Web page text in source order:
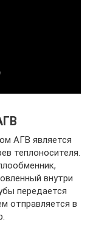
АГВ является
теплоносителя.
внутри
передается
отправляется в